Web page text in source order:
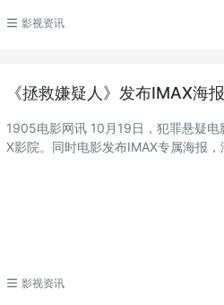
影视资讯
《拯救嫌疑人》发布IMAX海
1905电影网讯 10月19日，犯罪悬疑
X影院。同时电影发布IMAX专属海报
影视资讯